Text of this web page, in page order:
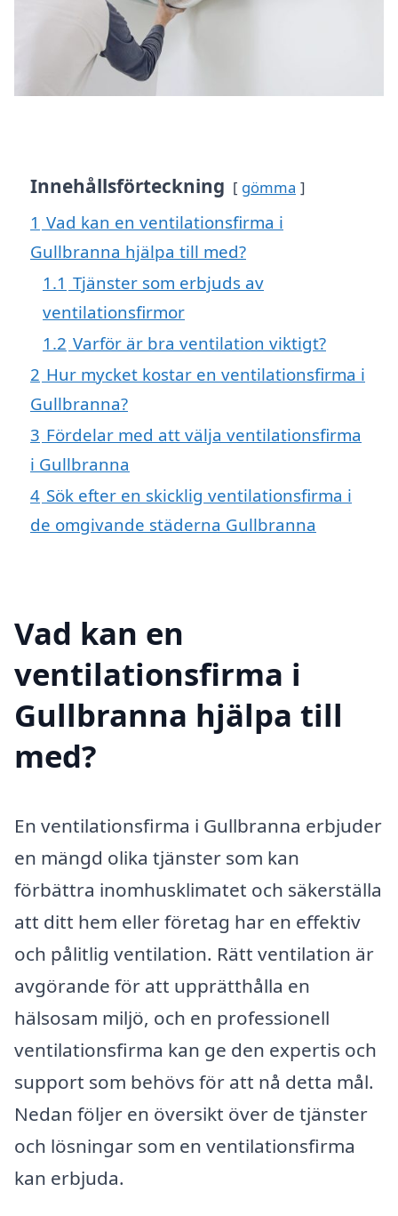
Innehållsförteckning gömma
1 Vad kan en ventilationsfirma i
Gullbranna hjälpa till med?
1.1 Tjänster som erbjuds av
ventilationsfirmor
1.2 Varför är bra ventilation viktigt?
2 Hur mycket kostar en ventilationsfirma i
Gullbranna?
3 Fördelar med att välja ventilationsfirma
i Gullbranna
4 Sök efter en skicklig ventilationsfirma i
de omgivande städerna Gullbranna
Vad kan en
ventilationsfirma i
Gullbranna hjälpa till
med?
En ventilationsfirma i Gullbranna erbjuder
en mängd olika tjänster som kan
förbättra inomhusklimatet och säkerställa
att ditt hem eller företag har en effektiv
och pålitlig ventilation. Rätt ventilation är
avgörande för att upprätthålla en
hälsosam miljö, och en professionell
ventilationsfirma kan ge den expertis och
support som behövs för att nå detta mål.
Nedan följer en översikt över de tjänster
och lösningar som en ventilationsfirma
kan erbjuda.